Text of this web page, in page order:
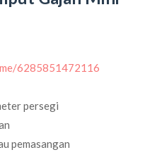
6285851472116
persegi
pemasangan